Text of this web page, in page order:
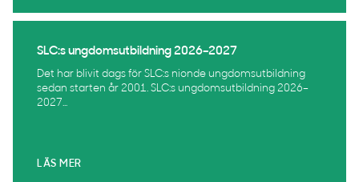
SLC:s ungdomsutbildning 2026–2027
Det har blivit dags för SLC:s nionde ungdomsutbildning
sedan starten år 2001. SLC:s ungdomsutbildning 2026–
2027...
LÄS MER